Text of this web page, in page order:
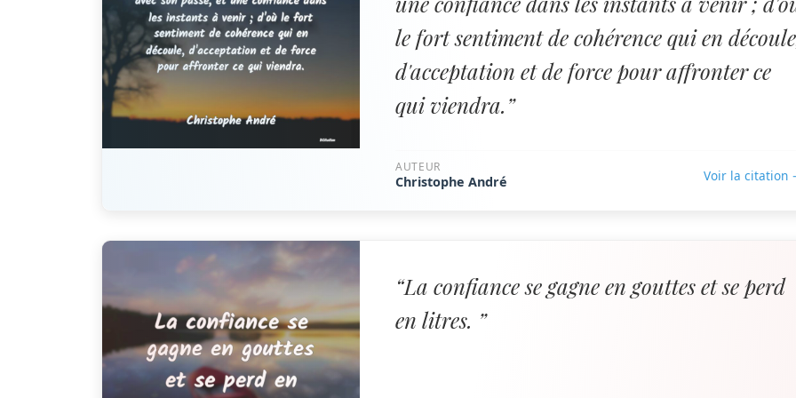
le fort sentiment de cohérence qui en
d'acceptation et de force pour affronter ce
qui viendra.”
AUTEUR
Christophe André Voir la citation
“La confiance se gagne en gouttes et se perd
en litres. ”